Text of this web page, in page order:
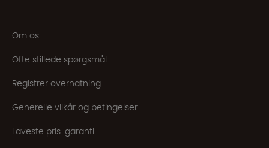
Om os
Ofte stillede spørgsmål
Registrer overnatning
Generelle vilkår og betingelser
Laveste pris-garanti